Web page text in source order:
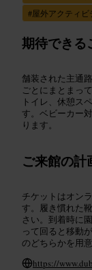
#屋外アクティビ
期待できる
舗装された主通
ごとにまとまっ
トイレ、休憩ス
す。ベビーカー
ります。
ご来館の計
チケットはオン
す。履き慣れた
さい。到着時に
って回ると移動
のどちらかを用
https://